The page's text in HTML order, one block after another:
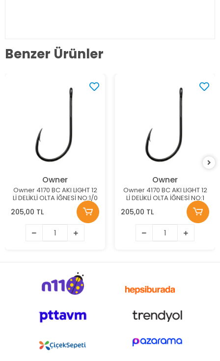
Benzer Ürünler
Owner
Owner 4170 BC AKI LIGHT 12
Lİ DELİKLİ OLTA İĞNESİ NO:1/0
205,00 TL
Owner
Owner 4170 BC AKI LIGHT 12
Lİ DELİKLİ OLTA İĞNESİ NO:1
205,00 TL